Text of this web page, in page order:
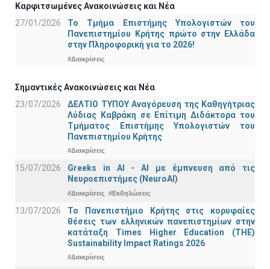
Καρφιτσωμένες Ανακοινώσεις και Νέα
27/01/2026
Το Τμήμα Επιστήμης Υπολογιστών του
Πανεπιστημίου Κρήτης πρώτο στην Ελλάδα
στην Πληροφορική για το 2026!
#Διακρίσεις
Σημαντικές Ανακοινώσεις και Νέα
23/07/2026
ΔΕΛΤΙΟ ΤΥΠΟΥ Αναγόρευση της Καθηγήτριας
Λύδιας Καβράκη σε Επίτιμη Διδάκτορα του
Τμήματος Επιστήμης Υπολογιστών του
Πανεπιστημίου Κρήτης
#Διακρίσεις
15/07/2026
Greeks in AI - ΑΙ με έμπνευση από τις
Νευροεπιστήμες (NeuroAI)
#Διακρίσεις #Εκδηλώσεις
13/07/2026
Το Πανεπιστήμιο Κρήτης στις κορυφαίες
θέσεις των ελληνικών πανεπιστημίων στην
κατάταξη Times Higher Education (ΤΗΕ)
Sustainability Impact Ratings 2026
#Διακρίσεις